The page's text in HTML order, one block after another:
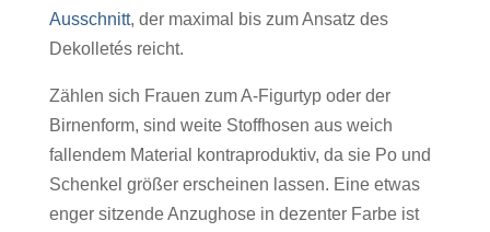
Ausschnitt, der maximal bis zum Ansatz des
Dekolletés reicht.
Zählen sich Frauen zum A-Figurtyp oder der
Birnenform, sind weite Stoffhosen aus weich
fallendem Material kontraproduktiv, da sie Po und
Schenkel größer erscheinen lassen. Eine etwas
enger sitzende Anzughose in dezenter Farbe ist